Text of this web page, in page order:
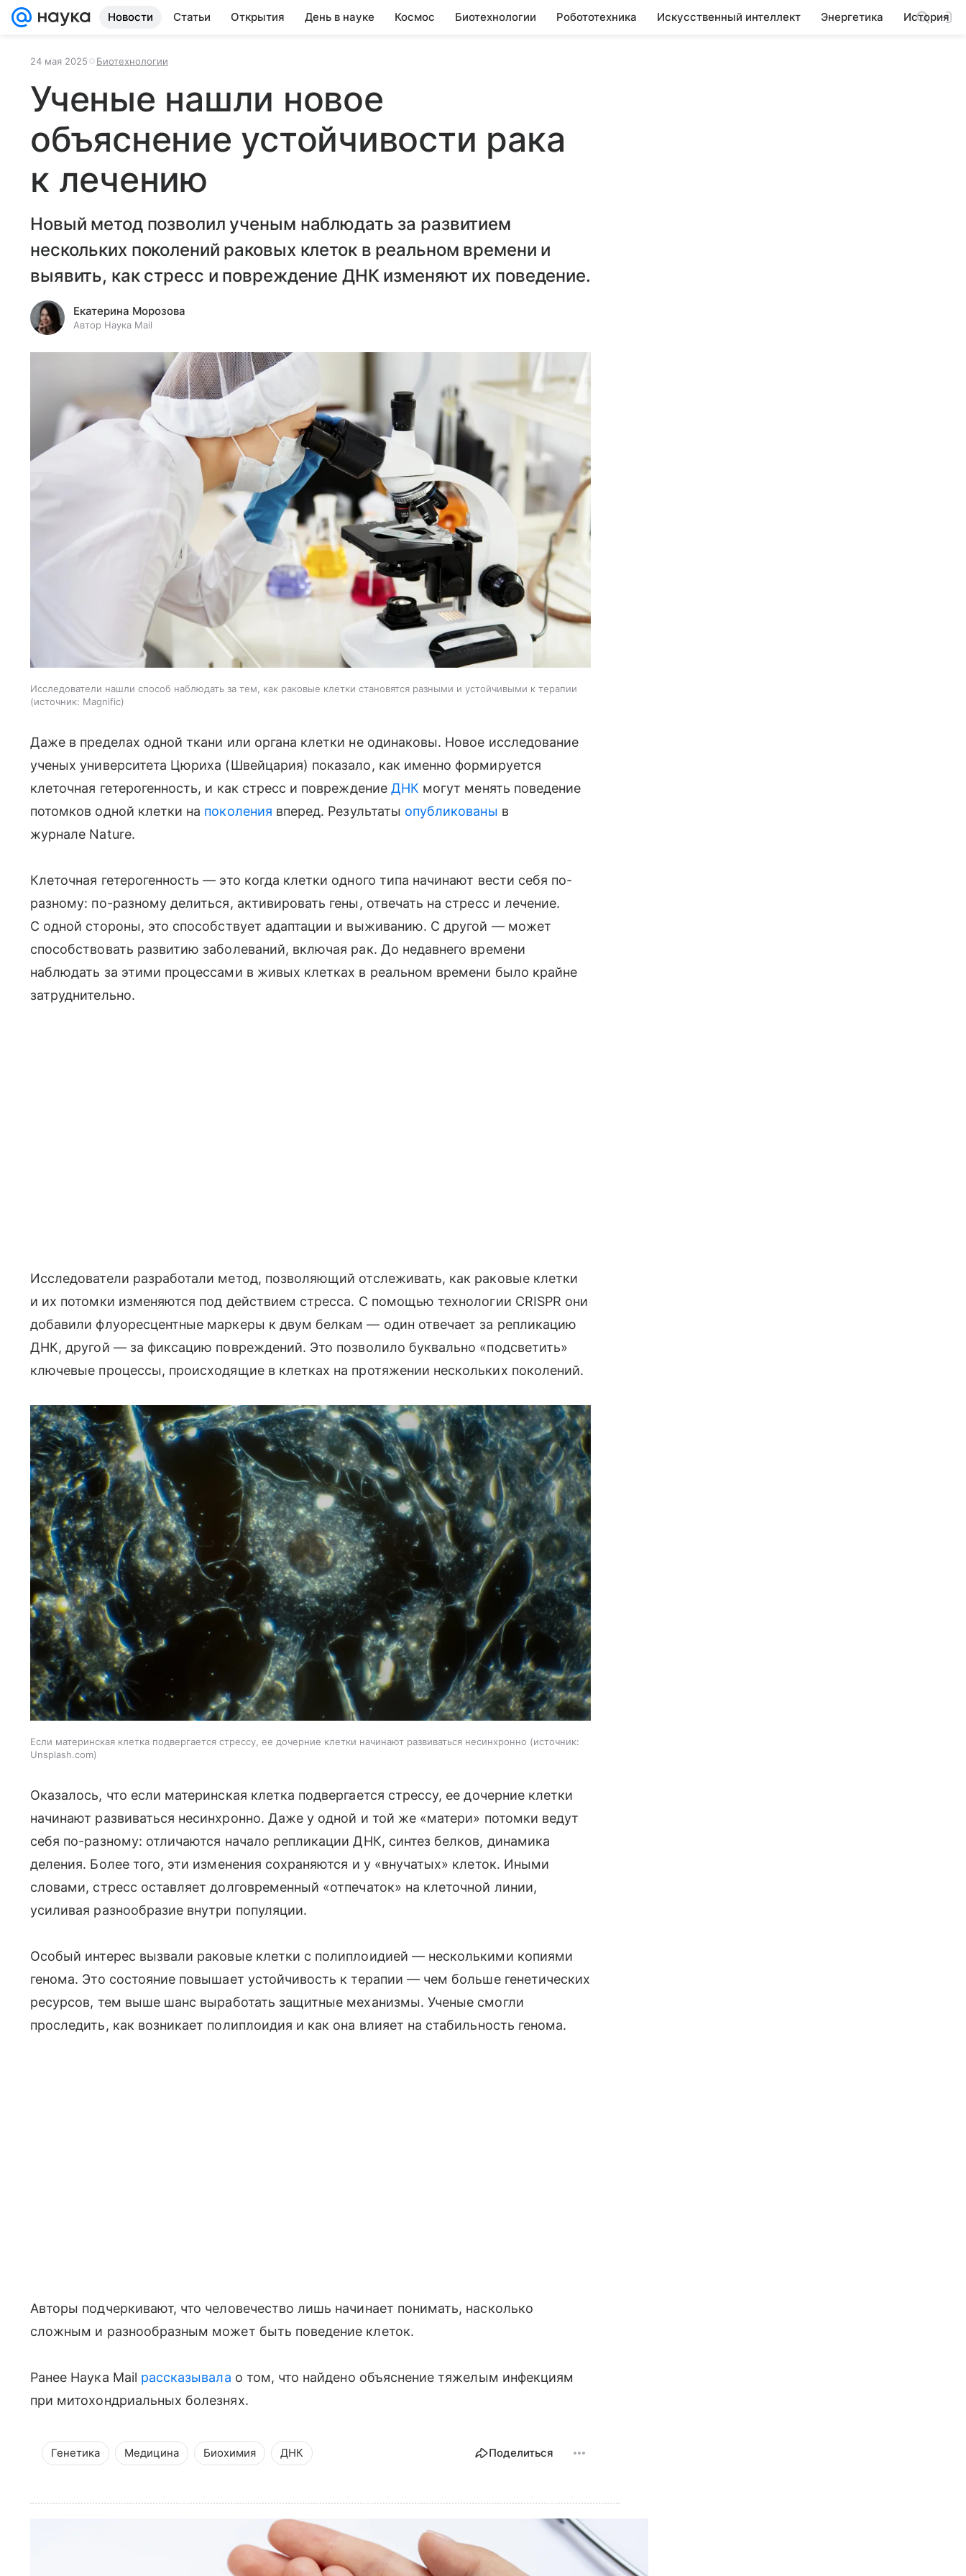
Новости Статьи Открытия День в науке Космос Биотехнологии Робототехника Искусственный интеллект Энергетика История
24 мая 2025 Биотехнологии
Ученые нашли новое
объяснение устойчивости рака
к лечению
Новый метод позволил ученым наблюдать за развитием
нескольких поколений раковых клеток в реальном времени и
выявить, как стресс и повреждение ДНК изменяют их поведение.
Екатерина Морозова
Автор Наука Mail
Исследователи нашли способ наблюдать за тем, как раковые клетки становятся разными и устойчивыми к терапии
источник: Magnific
Даже в пределах одной ткани или органа клетки не одинаковы. Новое исследование
ученых университета Цюриха (Швейцария) показало, как именно формируется
клеточная гетерогенность, и как стресс и повреждение ДНК могут менять поведение
потомков одной клетки на поколения вперед. Результаты опубликованы в
журнале Nature.
Клеточная гетерогенность — это когда клетки одного типа начинают вести себя по-
разному: по-разному делиться, активировать гены, отвечать на стресс и лечение.
С одной стороны, это способствует адаптации и выживанию. С другой — может
способствовать развитию заболеваний, включая рак. До недавнего времени
наблюдать за этими процессами в живых клетках в реальном времени было крайне
затруднительно.
Исследователи разработали метод, позволяющий отслеживать, как раковые клетки
и их потомки изменяются под действием стресса. С помощью технологии CRISPR они
добавили флуоресцентные маркеры к двум белкам — один отвечает за репликацию
ДНК, другой — за фиксацию повреждений. Это позволило буквально «подсветить»
ключевые процессы, происходящие в клетках на протяжении нескольких поколений.
Если материнская клетка подвергается стрессу, ее дочерние клетки начинают развиваться несинхронно
источник:
Unsplash.com
Оказалось, что если материнская клетка подвергается стрессу, ее дочерние клетки
начинают развиваться несинхронно. Даже у одной и той же «матери» потомки ведут
себя по-разному: отличаются начало репликации ДНК, синтез белков, динамика
деления. Более того, эти изменения сохраняются и у «внучатых» клеток. Иными
словами, стресс оставляет долговременный «отпечаток» на клеточной линии,
усиливая разнообразие внутри популяции.
Особый интерес вызвали раковые клетки с полиплоидией — несколькими копиями
генома. Это состояние повышает устойчивость к терапии — чем больше генетических
ресурсов, тем выше шанс выработать защитные механизмы. Ученые смогли
проследить, как возникает полиплоидия и как она влияет на стабильность генома.
Авторы подчеркивают, что человечество лишь начинает понимать, насколько
сложным и разнообразным может быть поведение клеток.
Ранее Наука Mail рассказывала о том, что найдено объяснение тяжелым инфекциям
при митохондриальных болезнях.
Генетика Медицина Биохимия ДНК Поделиться